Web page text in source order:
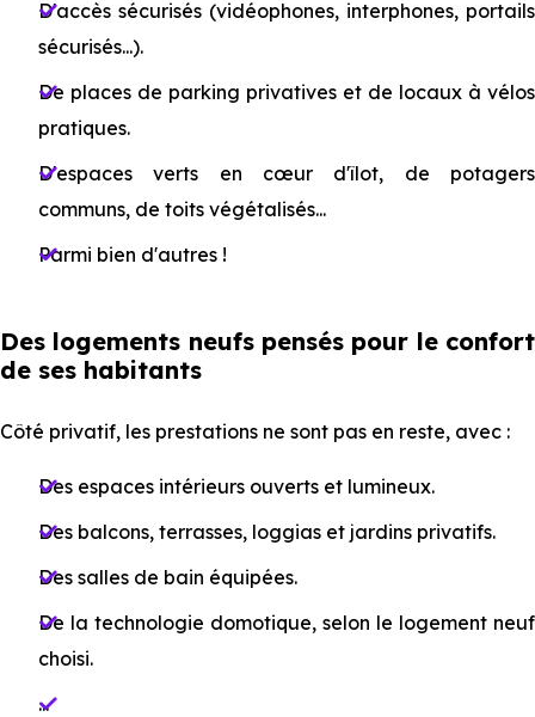
D'accès sécurisés (vidéophones, interphones, portails
sécurisés...).
De places de parking privatives et de locaux à vélos
pratiques.
D'espaces verts en cœur d'îlot, de potagers
communs, de toits végétalisés...
Parmi bien d'autres !
Des logements neufs pensés pour le confort
de ses habitants
Côté privatif, les prestations ne sont pas en reste, avec :
Des espaces intérieurs ouverts et lumineux.
Des balcons, terrasses, loggias et jardins privatifs.
Des salles de bain équipées.
De la technologie domotique, selon le logement neuf
choisi.
...